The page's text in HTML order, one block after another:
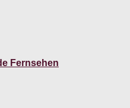
Fernsehen